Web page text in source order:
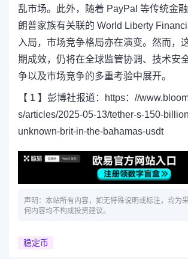
乱市场。
此外，随着 PayPal 等传统金
朗普家族有关联的 World Liberty
入局，市场竞争格局亦在演变。然而，
期成效，仍将在全球监管协调、技术安
争以及市场竞争的多重考验中展开。
【 1 】彭博社报道：https：//
s/articles/2025-05-13/tether-s-150-
unknown-brit-in-the-bahamas-usdt
声明：本站所有内容，如无特殊说明或标注，均为
何内容均不构成投资建议。
稳定币